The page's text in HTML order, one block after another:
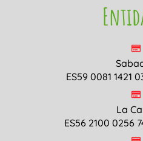
ES59 0081 1421
La
ES56 2100 0256